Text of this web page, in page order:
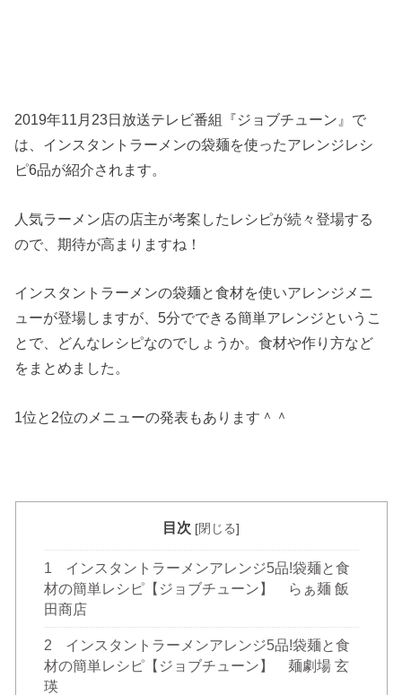
2019年11月23日放送テレビ番組『ジョブチューン』で
は、インスタントラーメンの袋麺を使ったアレンジレシ
ピ6品が紹介されます。
人気ラーメン店の店主が考案したレシピが続々登場する
ので、期待が高まりますね！
インスタントラーメンの袋麺と食材を使いアレンジメニ
ューが登場しますが、5分でできる簡単アレンジというこ
とで、どんなレシピなのでしょうか。食材や作り方など
をまとめました。
1位と2位のメニューの発表もあります＾＾
目次 [閉じる]
1
インスタントラーメンアレンジ5品!袋麺と食
材の簡単レシピ【ジョブチューン】 らぁ麺 飯
田商店
2
インスタントラーメンアレンジ5品!袋麺と食
材の簡単レシピ【ジョブチューン】 麺劇場 玄
瑛